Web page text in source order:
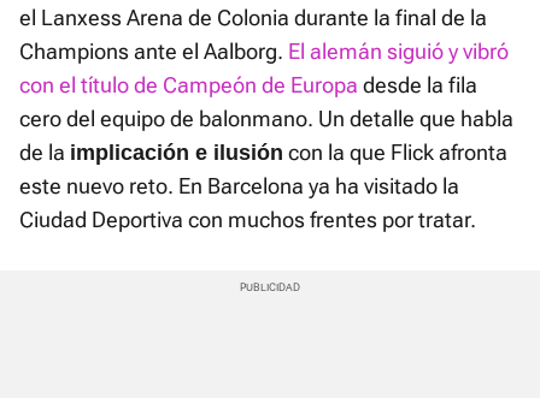
el Lanxess Arena de Colonia durante la final de la
Champions ante el Aalborg. El alemán siguió y vibró
con el título de Campeón de Europa desde la fila
cero del equipo de balonmano. Un detalle que habla
de la implicación e ilusión con la que Flick afronta
este nuevo reto. En Barcelona ya ha visitado la
Ciudad Deportiva con muchos frentes por tratar.